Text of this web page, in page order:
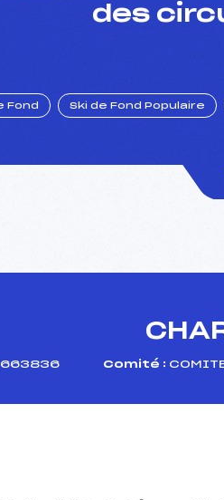
des
Fond Ski de Fond Populaire
Comité :